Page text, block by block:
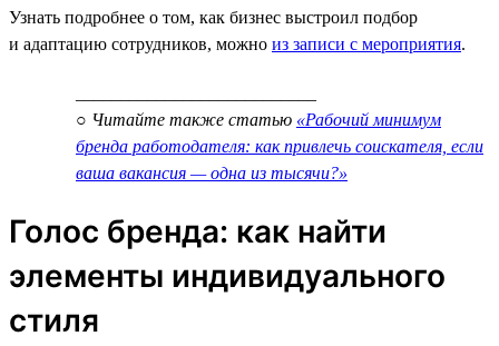
Узнать подробнее о том, как бизнес выстроил подбор
и адаптацию сотрудников, можно из записи с мероприятия.
○ Читайте также статью «Рабочий минимум
бренда работодателя: как привлечь соискателя, если
ваша вакансия — одна из тысячи?»
Голос бренда: как найти
элементы индивидуального
стиля